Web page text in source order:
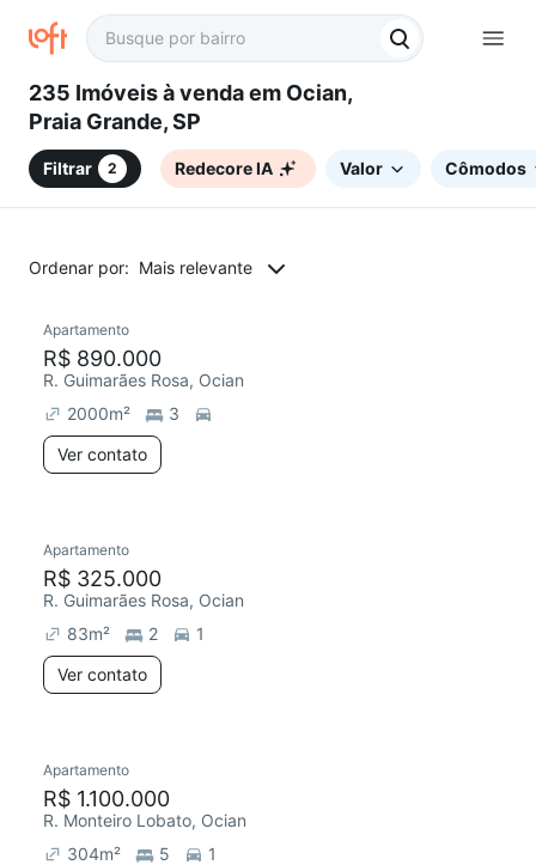
235 Imóveis à venda em Ocian,
Praia Grande, SP
Filtrar 2 Redecore IA Valor Cômodos
Ordenar por: Mais relevante
Redecorar
Apartamento
R$ 890.000
R. Guimarães Rosa, Ocian
2000m²
3
Ver contato
Chegou este mês
Apartamento
R$ 325.000
R. Guimarães Rosa, Ocian
83m² 2
1
Ver contato
Chegou este mês
Apartamento
R$ 1.100.000
R. Monteiro Lobato, Ocian
304m² 5
1